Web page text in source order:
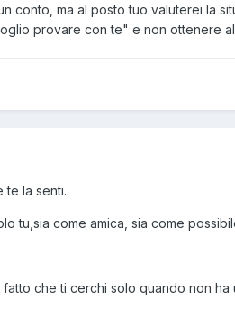
conto, ma al posto tuo valuterei la
provare con te" e non ottenere
te la senti..
tu,sia come amica, sia come
che ti cerchi solo quando non